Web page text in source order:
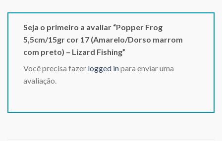
Seja o primeiro a avaliar “Popper Frog
5,5cm/15gr cor 17 (Amarelo/Dorso marrom
com preto) – Lizard Fishing”
Você precisa fazer logged inpara enviar uma
avaliação.